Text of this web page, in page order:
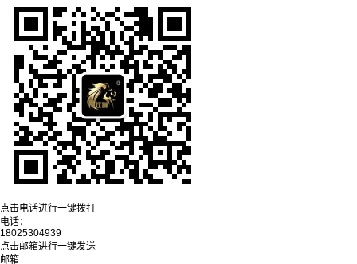
点击电话进行一键拨打
电话：
18025304939
点击邮箱进行一键发送
邮箱